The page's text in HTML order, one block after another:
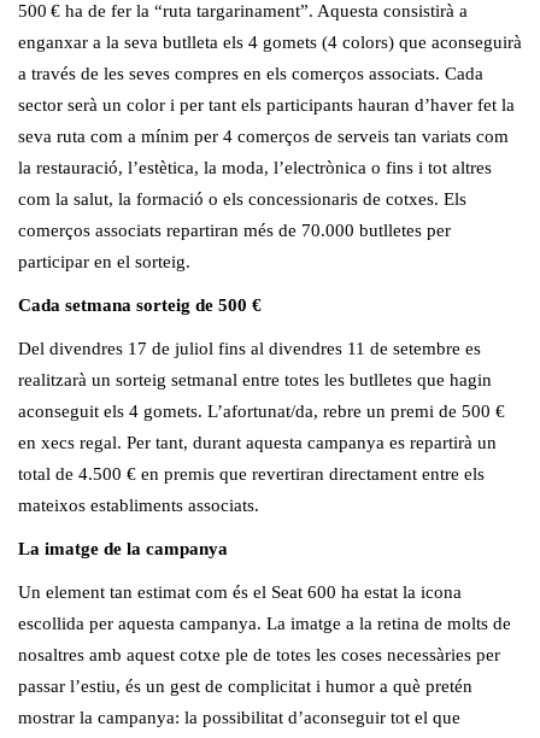
500 € ha de fer la “ruta targarinament”. Aquesta consistirà a
enganxar a la seva butlleta els 4 gomets (4 colors) que aconseguirà
a través de les seves compres en els comerços associats. Cada
sector serà un color i per tant els participants hauran d’haver fet la
seva ruta com a mínim per 4 comerços de serveis tan variats com
la restauració, l’estètica, la moda, l’electrònica o fins i tot altres
com la salut, la formació o els concessionaris de cotxes. Els
comerços associats repartiran més de 70.000 butlletes per
participar en el sorteig.
Cada setmana sorteig de 500 €
Del divendres 17 de juliol fins al divendres 11 de setembre es
realitzarà un sorteig setmanal entre totes les butlletes que hagin
aconseguit els 4 gomets. L’afortunat/da, rebre un premi de 500 €
en xecs regal. Per tant, durant aquesta campanya es repartirà un
total de 4.500 € en premis que revertiran directament entre els
mateixos establiments associats.
La imatge de la campanya
Un element tan estimat com és el Seat 600 ha estat la icona
escollida per aquesta campanya. La imatge a la retina de molts de
nosaltres amb aquest cotxe ple de totes les coses necessàries per
passar l’estiu, és un gest de complicitat i humor a què pretén
mostrar la campanya: la possibilitat d’aconseguir tot el que